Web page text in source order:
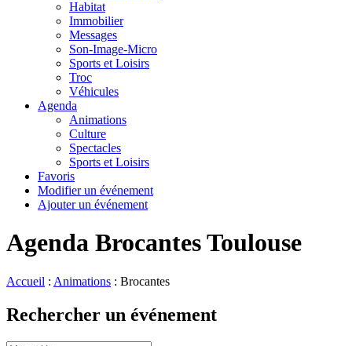
Habitat
Immobilier
Messages
Son-Image-Micro
Sports et Loisirs
Troc
Véhicules
Agenda
Animations
Culture
Spectacles
Sports et Loisirs
Favoris
Modifier un événement
Ajouter un événement
Agenda Brocantes Toulouse
Accueil : Animations : Brocantes
Rechercher un événement